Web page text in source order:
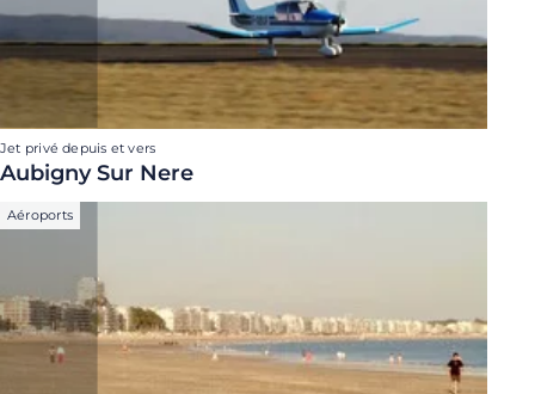
Jet privé depuis et vers
Aubigny Sur Nere
Aéroports